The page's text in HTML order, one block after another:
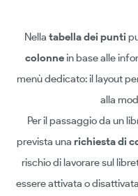
Nella tabella dei punti
colonnein base alle
menù dedicato: il layout
alla
Per il passaggio da un
prevista una richiesta di
rischio di lavorare sul
essere attivata o